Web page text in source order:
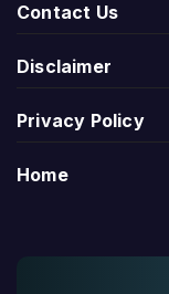
Contact Us
Disclaimer
Privacy Policy
Home